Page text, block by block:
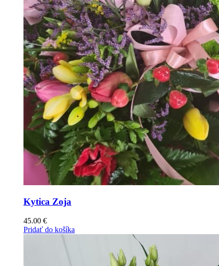
Kytica Zoja
45.00 €
Pridať do košíka